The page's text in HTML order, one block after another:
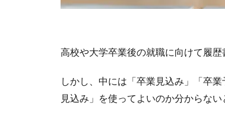
高校や大学卒業後の就職に向けて履
しかし、中には「卒業見込み」「卒
見込み」を使ってよいのか分からない